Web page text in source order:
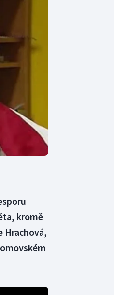
slalom
kromě
Hrachová,